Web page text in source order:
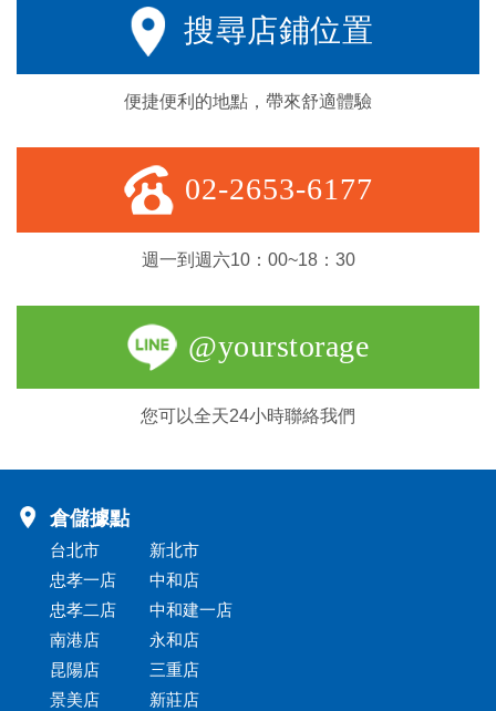
搜尋店鋪位置
便捷便利的地點，帶來舒適體驗
02-2653-6177
週一到週六10：00~18：30
@yourstorage
您可以全天24小時聯絡我們
倉儲據點
台北市
忠孝一店
忠孝二店
南港店
昆陽店
景美店
新北市
中和店
中和建一店
永和店
三重店
新莊店